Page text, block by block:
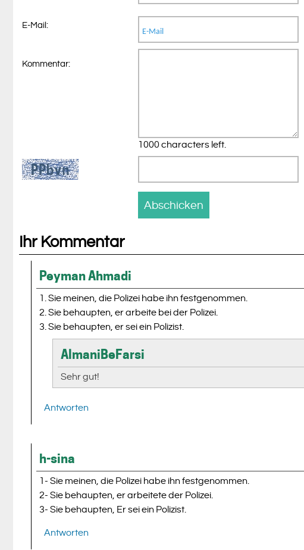
E-Mail:
Kommentar:
1000 characters left.
Ihr Kommentar
Peyman Ahmadi
1. Sie meinen, die Polizei habe ihn festgenommen.
2. Sie behaupten, er arbeite bei der Polizei.
3. Sie behaupten, er sei ein Polizist.
AlmaniBeFarsi
Sehr gut!
Antworten
h-sina
1- Sie meinen, die Polizei habe ihn festgenommen.
2- Sie behaupten, er arbeitete der Polizei.
3- Sie behaupten, Er sei ein Polizist.
Antworten